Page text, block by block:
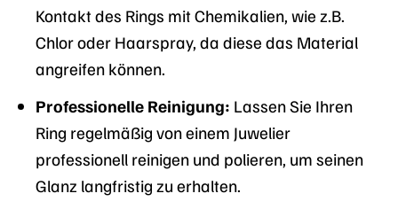
Kontakt des Rings mit Chemikalien, wie z.B.
Chlor oder Haarspray, da diese das Material
angreifen können.
Professionelle Reinigung: Lassen Sie Ihren
Ring regelmäßig von einem Juwelier
professionell reinigen und polieren, um seinen
Glanz langfristig zu erhalten.